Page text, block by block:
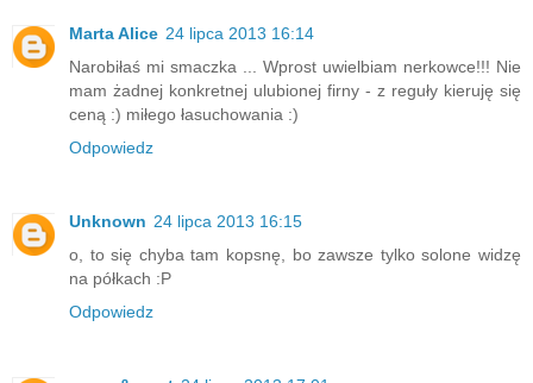
Marta Alice 24 lipca 2013 16:14
Narobiłaś mi smaczka ... Wprost uwielbiam nerkowce!!! Nie
mam żadnej konkretnej ulubionej firny - z reguły kieruję się
ceną :) miłego łasuchowania :)
Odpowiedz
Unknown 24 lipca 2013 16:15
o, to się chyba tam kopsnę, bo zawsze tylko solone widzę
na półkach :P
Odpowiedz